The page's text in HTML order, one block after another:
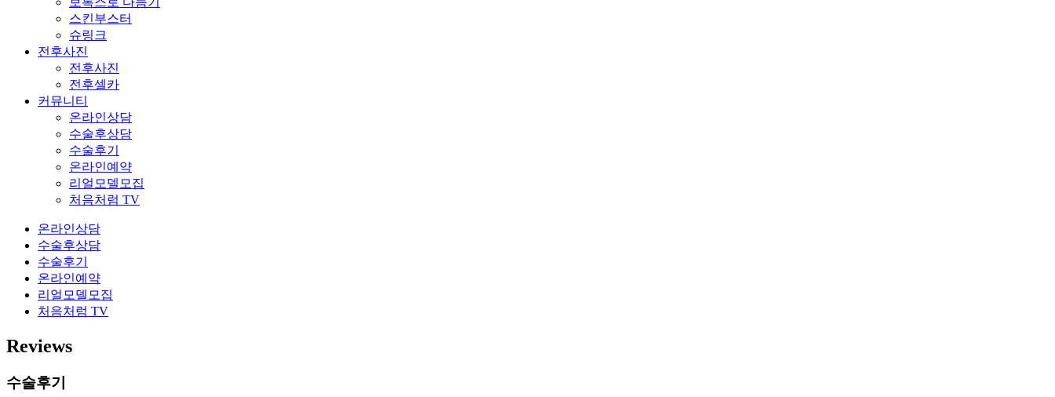
스킨부스터
슈링크
전후사진
전후사진
전후셀카
커뮤니티
온라인상담
수술후상담
수술후기
온라인예약
리얼모델모집
처음처럼 TV
온라인상담
수술후상담
수술후기
온라인예약
리얼모델모집
처음처럼 TV
Reviews
수술후기